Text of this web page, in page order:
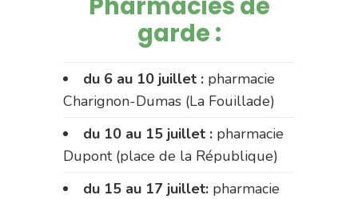
garde :
du 6 au 10 juillet : pharmacie
Charignon-Dumas (La Fouillade)
du 10 au 15 juillet : pharmacie
Dupont (place de la République)
du 15 au 17 juillet: pharmacie